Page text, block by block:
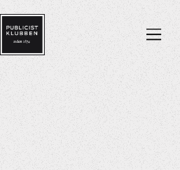
Öppna menyn